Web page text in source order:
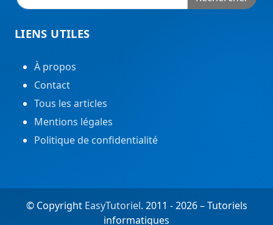
LIENS UTILES
À propos
Contact
Tous les articles
Mentions légales
Politique de confidentialité
© Copyright EasyTutoriel. 2011 - 2026 – Tutoriels
informatiques